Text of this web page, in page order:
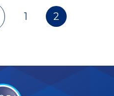
Pagination
1 2